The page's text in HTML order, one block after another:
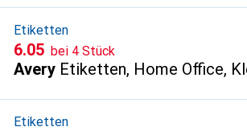
Etiketten
CHF
6.05 bei 4 Stück
Avery Etiketten, Home Office,
Etiketten